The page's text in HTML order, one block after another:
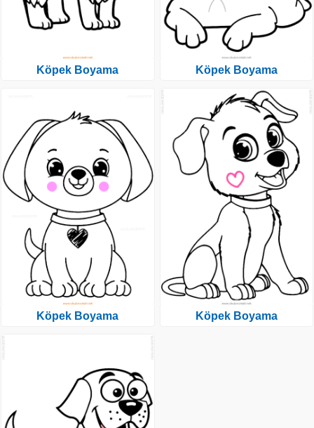
Köpek Boyama
Köpek Boyama
Köpek Boyama
Köpek Boyama